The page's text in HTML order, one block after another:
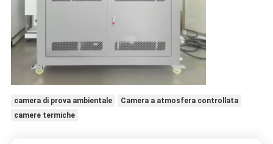
camera di prova ambientale
Camera a atmosfera controllata
camere termiche